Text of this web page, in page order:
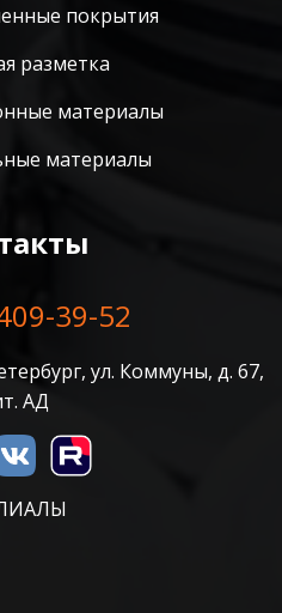
покрытия
разметка
материалы
материалы
39-52
ул. Коммуны, д. 67,
АД